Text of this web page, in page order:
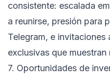
consistente: escalada
a reunirse, presión para
Telegram, e
exclusivas que
7. Oportunidades de